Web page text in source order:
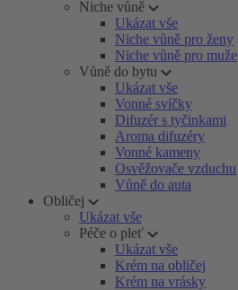
Niche vůně
Ukázat vše
Niche vůně pro ženy
Niche vůně pro muže
Vůně do bytu
Ukázat vše
Vonné svíčky
Difuzér s tyčinkami
Aroma difuzéry
Vonné kameny
Osvěžovače vzduchu
Vůně do auta
Obličej
Ukázat vše
Péče o pleť
Ukázat vše
Krém na obličej
Krém na vrásky